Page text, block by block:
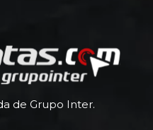
de Grupo Inter.